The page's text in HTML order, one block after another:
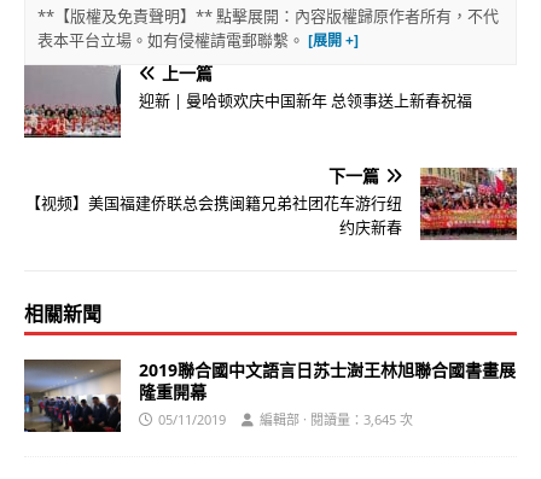
**【版權及免責聲明】** 點擊展開：內容版權歸原作者所有，不代
表本平台立場。如有侵權請電郵聯繫。
上一篇
迎新 | 曼哈顿欢庆中国新年 总领事送上新春祝福
下一篇
【视频】美国福建侨联总会携闽籍兄弟社团花车游行纽
约庆新春
相關新聞
2019聯合國中文語言日苏士澍王林旭聯合國書畫展
隆重開幕
05/11/2019 編輯部 · 閱讀量：3,645 次